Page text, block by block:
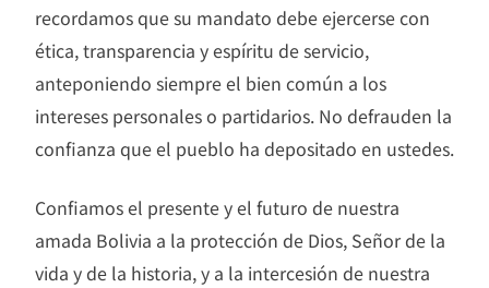
recordamos que su mandato debe ejercerse con
ética, transparencia y espíritu de servicio,
anteponiendo siempre el bien común a los
intereses personales o partidarios. No defrauden la
confianza que el pueblo ha depositado en ustedes.
Confiamos el presente y el futuro de nuestra
amada Bolivia a la protección de Dios, Señor de la
vida y de la historia, y a la intercesión de nuestra